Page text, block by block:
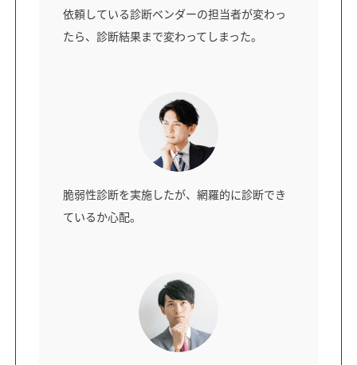
依頼している診断ベンダーの担当者が変わっ
たら、診断結果まで変わってしまった。
脆弱性診断を実施したが、網羅的に診断でき
ているか心配。